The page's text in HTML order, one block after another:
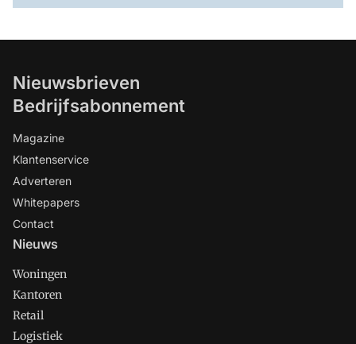
Nieuwsbrieven
Bedrijfsabonnement
Magazine
Klantenservice
Adverteren
Whitepapers
Contact
Nieuws
Woningen
Kantoren
Retail
Logistiek